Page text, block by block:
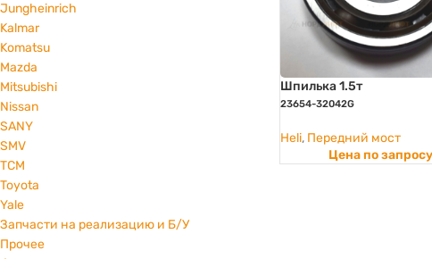
Jungheinrich
Kalmar
Komatsu
Mazda
Mitsubishi
Nissan
SANY
SMV
TCM
Toyota
Yale
Запчасти на реализацию и Б/У
Прочее
Шпилька 1.5т
23654-32042G
Heli, Передний мост
Цена по запросу